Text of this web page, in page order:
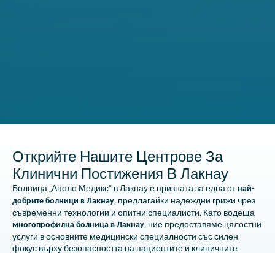
Открийте Нашите Центрове За
Клинични Постижения В Лакнау
Болница „Аполо Медикс“ в Лакнау е призната за една отнай-
добрите болници в Лакнау, предлагайки надеждни грижи чрез
съвременни технологии и опитни специалисти. Като водеща
многопрофилна болница в Лакнау, ние предоставяме цялостни
услуги в основните медицински специалности със силен
фокус върху безопасността на пациентите и клиничните